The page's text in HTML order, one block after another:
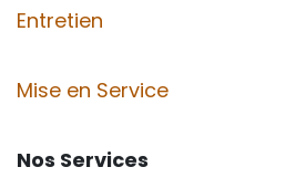
Entretien
Mise en Service
Nos Services